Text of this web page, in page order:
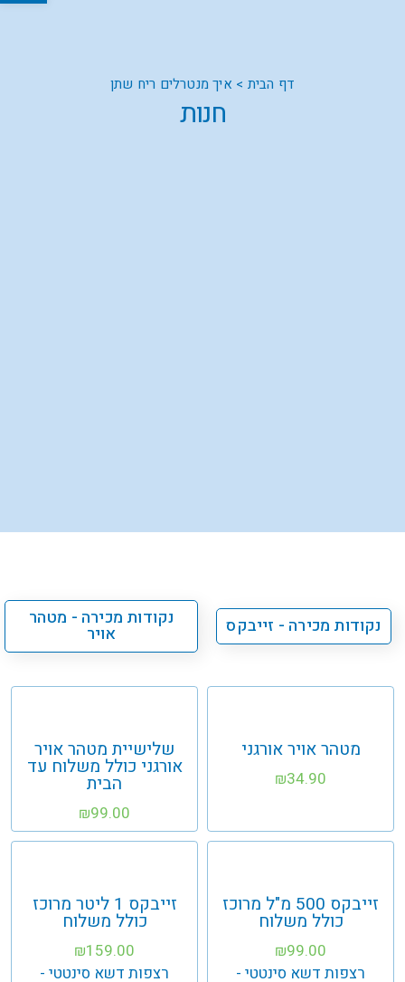
דף הבית > איך מנטרלים ריח שתן
חנות
נקודות מכירה - זייבקס נקודות מכירה - מטהר
אויר
מטהר אויר אורגני
₪34.90
שלישיית מטהר אויר
אורגני כולל משלוח עד
הבית
₪99.00
זייבקס 500 מ"ל מרוכז
כולל משלוח
₪99.00
רצפות דשא סינטטי -
זייבקס 1 ליטר מרוכז
כולל משלוח
₪159.00
רצפות דשא סינטטי -